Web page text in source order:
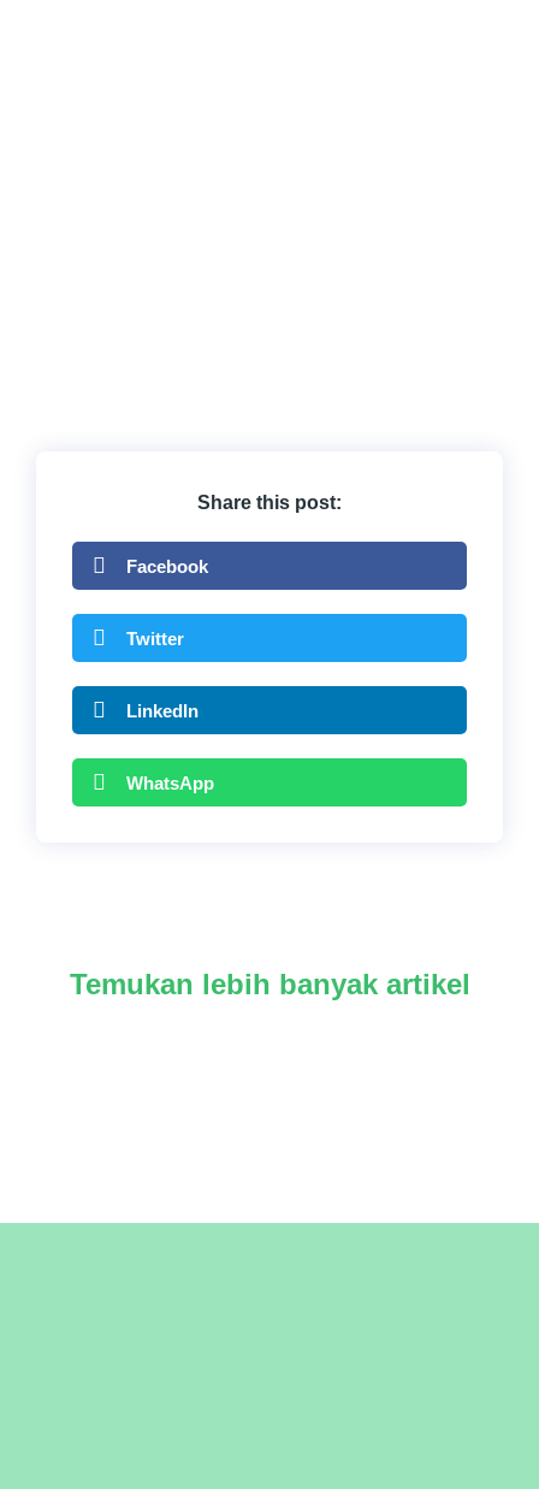
Share this post:
Facebook
Twitter
LinkedIn
WhatsApp
Temukan lebih banyak artikel